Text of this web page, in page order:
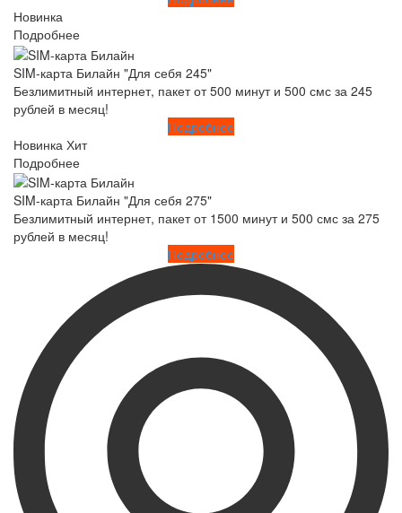
Новинка
Подробнее
SIM-карта Билайн "Для себя 245"
Безлимитный интернет, пакет от 500 минут и 500 смс за 245
рублей в месяц!
Подробнее
Новинка Хит
Подробнее
SIM-карта Билайн "Для себя 275"
Безлимитный интернет, пакет от 1500 минут и 500 смс за 275
рублей в месяц!
Подробнее